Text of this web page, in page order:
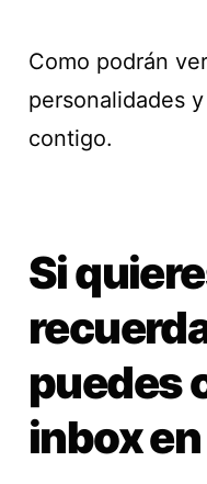
Como podrán
personalidades
contigo.
Si
puedes
inbox